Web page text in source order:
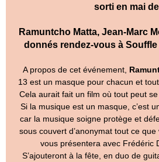
sorti en mai
Ramuntcho Matta, Jean-Marc
donnés rendez-vous à
A propos de cet événement,
13 est un masque pour chacun et
Cela aurait fait un film où tout peut
Si la musique est un masque, c’est
car la musique soigne protège et
sous couvert d’anonymat tout ce
vous présentera avec Frédéric
S’ajouteront à la fête, en duo de